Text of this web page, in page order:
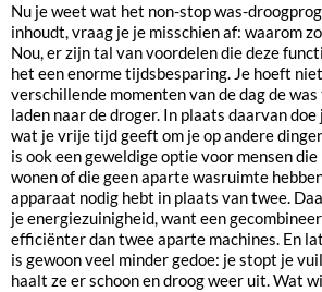
Nu je weet wat het non-stop was-
inhoudt, vraag je je misschien af: waarom
Nou, er zijn tal van voordelen die deze
het een enorme tijdsbesparing. Je hoeft
verschillende momenten van de dag de
laden naar de droger. In plaats daarvan doe
wat je vrije tijd geeft om je op andere
is ook een geweldige optie voor mensen
wonen of die geen aparte wasruimte
apparaat nodig hebt in plaats van twee.
je energiezuinigheid, want een
efficiënter dan twee aparte machines. En
is gewoon veel minder gedoe: je stopt je
haalt ze er schoon en droog weer uit. Wat